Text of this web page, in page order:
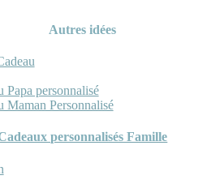
Autres idées
Papa personnalisé
Maman Personnalisé
personnalisés Famille